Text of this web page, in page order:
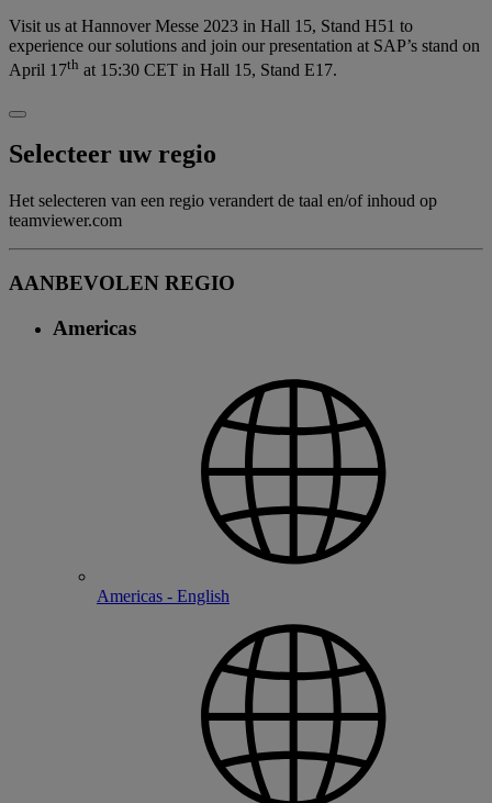
Visit us at Hannover Messe 2023 in Hall 15, Stand H51 to
experience our solutions and join our presentation at SAP’s stand on
April 17th at 15:30 CET in Hall 15, Stand E17.
Selecteer uw regio
Het selecteren van een regio verandert de taal en/of inhoud op
teamviewer.com
AANBEVOLEN REGIO
Americas
Americas - English